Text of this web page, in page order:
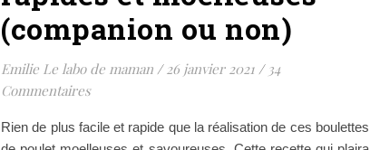
(companion ou non)
Emilie Le labo de maman / 26 janvier 2021 / 34
Commentaires
Rien de plus facile et rapide que la réalisation de ces boulettes